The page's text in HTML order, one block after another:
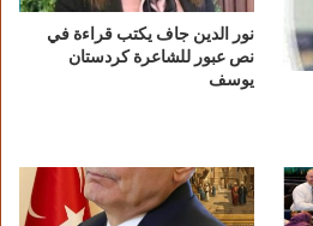
نور الدين جاف يكتب قراءة في
نص عبور للشاعرة كردستان
يوسف